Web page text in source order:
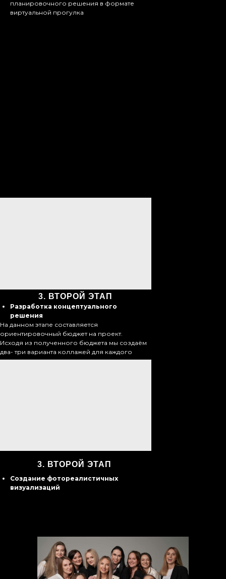
планировочного решения в формате
виртуальной прогулка
3. ВТОРОЙ ЭТАП
Разработка концептуального
решения
На данном этапе составляется
ориентировочный бюджет на проект.
Исходя из полученного бюджета мы создаём
два- три варианта коллажей для каждого
помещения.
3. ВТОРОЙ ЭТАП
Создание фотореалистичных
визуализаций